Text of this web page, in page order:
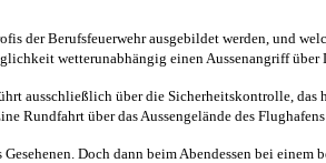
der Berufsfeuerwehr ausgebildet werden, und
wetterunabhängig einen Aussenangriff über
ausschließlich über die Sicherheitskontrolle,
Rundfahrt über das Aussengelände des
Doch dann beim Abendessen bei